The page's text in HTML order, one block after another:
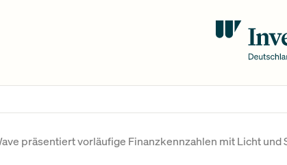
präsentiert vorläufige Finanzkennzahlen mit Licht und